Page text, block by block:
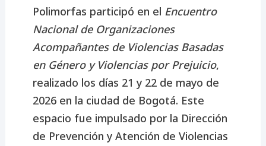
Polimorfas participó en elEncuentro
Nacional de Organizaciones
Acompañantes de Violencias Basadas
en Género y Violencias por Prejuicio,
realizado los días 21 y 22 de mayo de
2026 en la ciudad de Bogotá. Este
espacio fue impulsado por la Dirección
de Prevención y Atención de Violencias